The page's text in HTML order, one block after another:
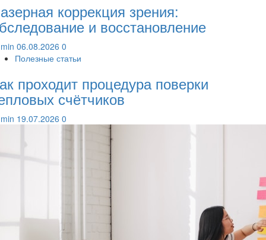
коррекция зрения:
и восстановление
06.08.2026 0
Полезные статьи
проходит процедура поверки
счётчиков
19.07.2026 0